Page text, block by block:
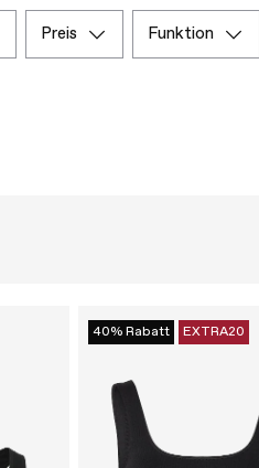
preis funktion
40% Rabatt EXTRA20